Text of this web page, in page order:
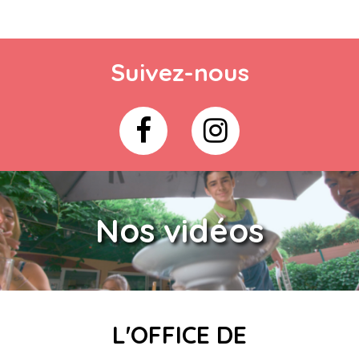
Suivez-nous
Nos vidéos
L'OFFICE DE